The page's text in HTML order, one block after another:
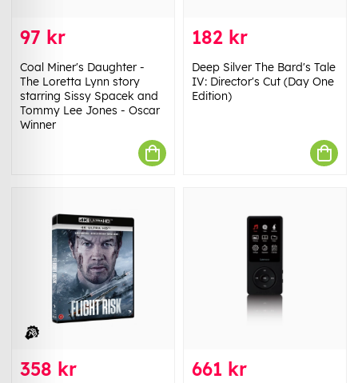
97 kr
Coal Miner's Daughter -
The Loretta Lynn story
starring Sissy Spacek and
Tommy Lee Jones - Oscar
Winner
182 kr
Deep Silver The Bard's Tale
IV: Director's Cut (Day One
Edition)
358 kr 661 kr